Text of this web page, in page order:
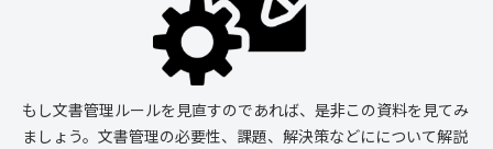
もし文書管理ルールを見直すのであれば、是非この資料を見てみ
ましょう。文書管理の必要性、課題、解決策などにについて解説